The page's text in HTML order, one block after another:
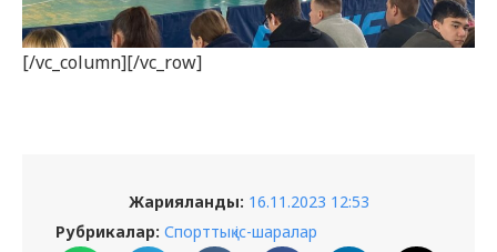
[/vc_column][/vc_row]
Жарияланды: 16.11.2023 12:53
Рубрикалар: Спорттық іс-шаралар